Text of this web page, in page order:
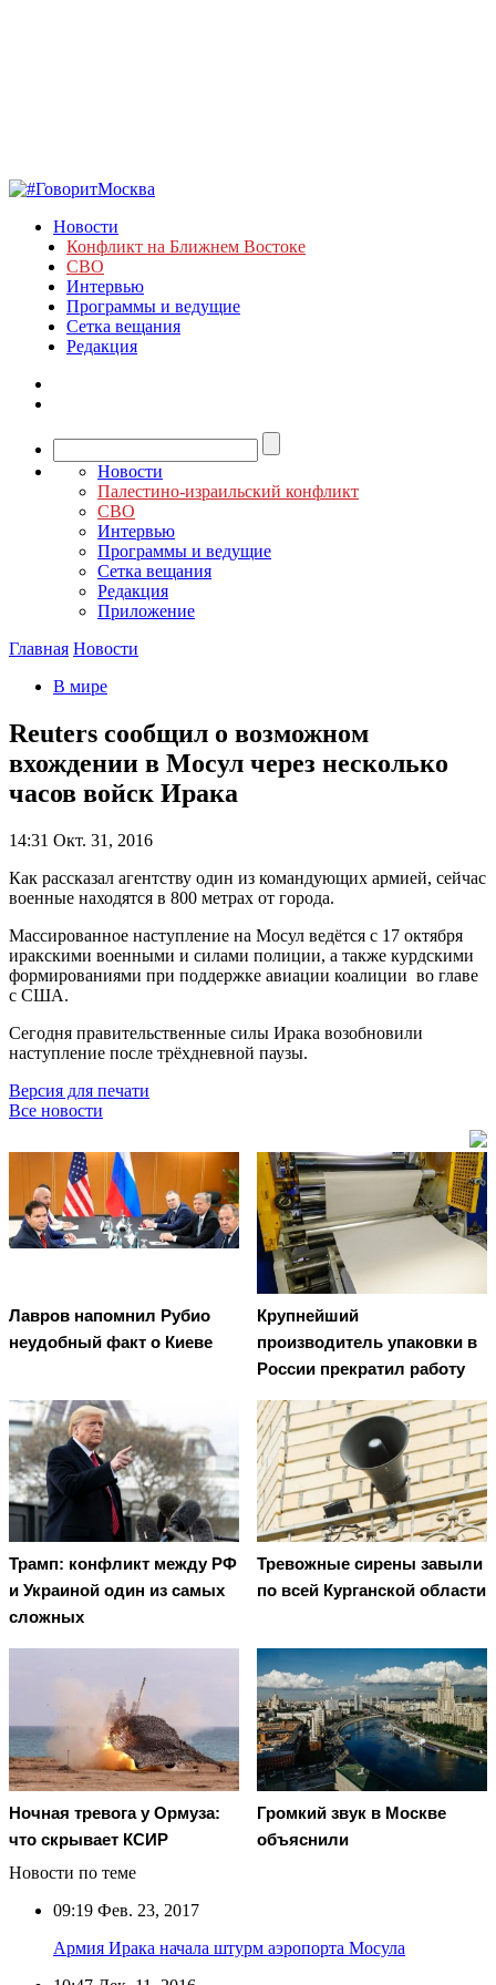
Новости
Конфликт на Ближнем Востоке
СВО
Интервью
Программы и ведущие
Сетка вещания
Редакция
Новости
Палестино-израильский конфликт
СВО
Интервью
Программы и ведущие
Сетка вещания
Редакция
Приложение
Главная Новости
В мире
Reuters сообщил о возможном
вхождении в Мосул через несколько
часов войск Ирака
14:31 Окт. 31, 2016
Как рассказал агентству один из командующих армией, сейчас
военные находятся в 800 метрах от города.
Массированное наступление на Мосул ведётся с 17 октября
иракскими военными и силами полиции, а также курдскими
формированиями при поддержке авиации коалиции во главе
с США.
Сегодня правительственные силы Ирака возобновили
наступление после трёхдневной паузы.
Версия для печати
Все новости
Лавров напомнил Рубио
неудобный факт о Киеве
Крупнейший
производитель упаковки в
России прекратил работу
Трамп: конфликт между РФ
и Украиной один из самых
сложных
Тревожные сирены завыли
по всей Курганской области
Ночная тревога у Ормуза:
что скрывает КСИР
Громкий звук в Москве
объяснили
Новости по теме
09:19 Фев. 23, 2017
Армия Ирака начала штурм аэропорта Мосула